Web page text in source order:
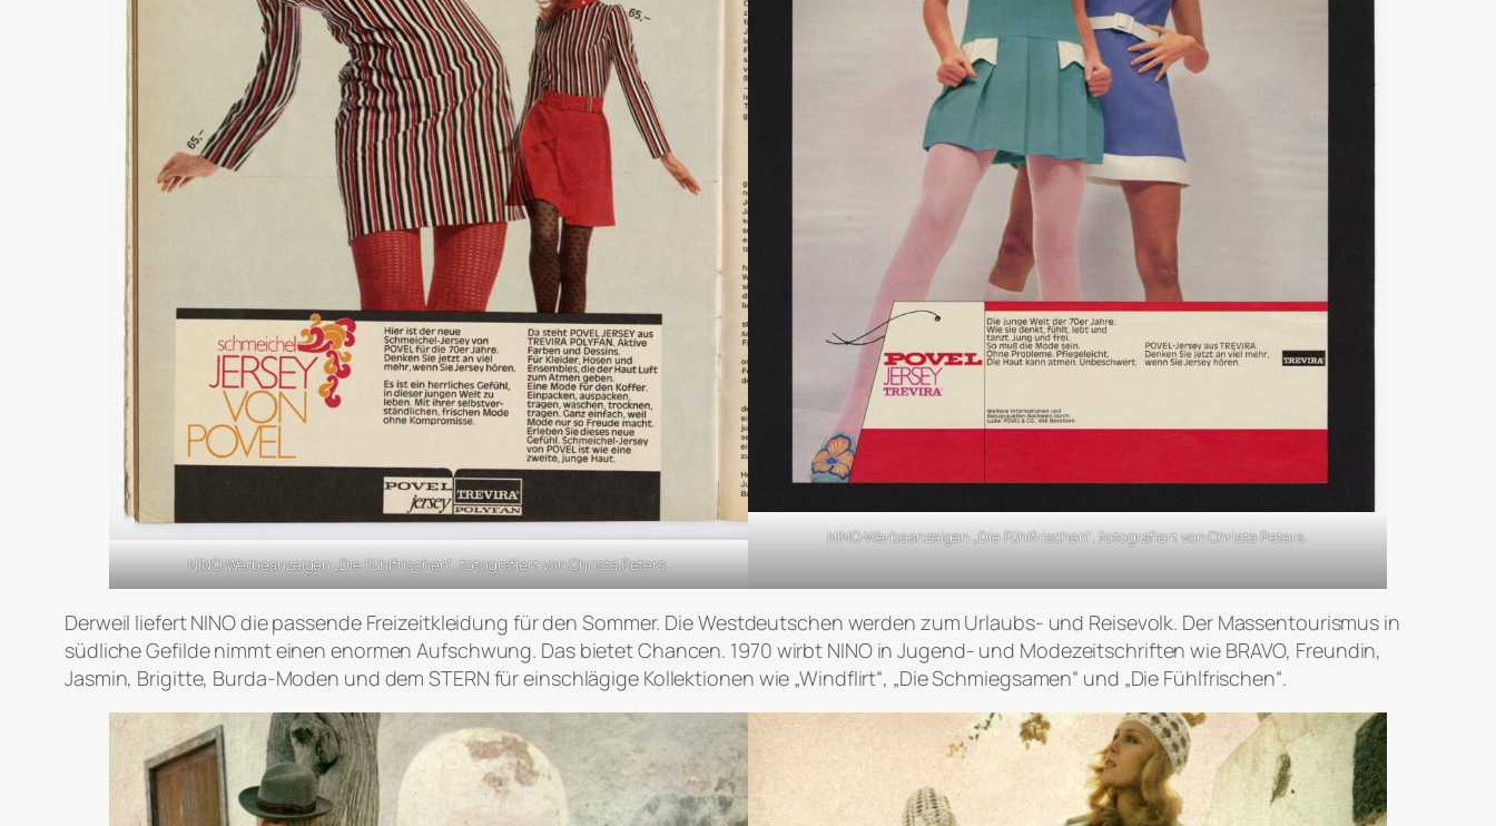
NINO-Werbeanzeigen „Die Fühlfrischen“, fotografiert von Christa Peters.
NINO-Werbeanzeigen „Die Fühlfrischen“, fotografiert von Christa Peters.
Derweil liefert NINO die passende Freizeitkleidung für den Sommer. Die Westdeutschen werden zum Urlaubs- und Reisevolk. Der Massentourismus in
südliche Gefilde nimmt einen enormen Aufschwung. Das bietet Chancen. 1970 wirbt NINO in Jugend- und Modezeitschriften wie BRAVO, Freundin,
Jasmin, Brigitte, Burda-Moden und dem STERN für einschlägige Kollektionen wie „Windflirt“, „Die Schmiegsamen“ und „Die Fühlfrischen“.